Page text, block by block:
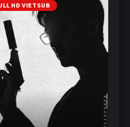
HD VIETSUB